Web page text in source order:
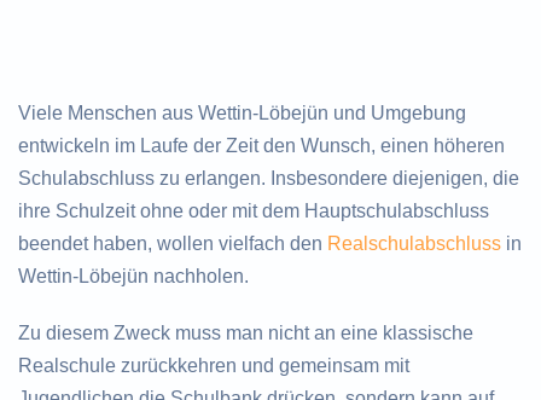
Viele Menschen aus Wettin-Löbejün und Umgebung
entwickeln im Laufe der Zeit den Wunsch, einen höheren
Schulabschluss zu erlangen. Insbesondere diejenigen, die
ihre Schulzeit ohne oder mit dem Hauptschulabschluss
beendet haben, wollen vielfach den Realschulabschluss in
Wettin-Löbejün nachholen.
Zu diesem Zweck muss man nicht an eine klassische
Realschule zurückkehren und gemeinsam mit